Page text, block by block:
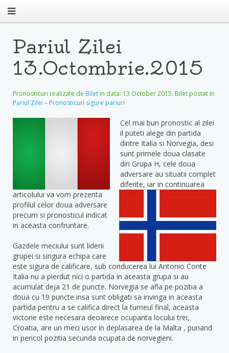
Pariul Zilei
13.Octombrie.2015
Pronosticuri realizate de Bilet in data: 13 October 2015. Bilet postat in
Pariul Zilei – Pronosticuri sigure pariuri
Cel mai bun pronostic al zilei
il puteti alege din partida
dintre Italia si Norvegia, desi
sunt primele doua clasate
din Grupa H, cele doua
adversare au situatii complet
diferite, iar in continuarea
articolului va vom prezenta
profilul celor doua adversare
precum si pronosticul indicat
in aceasta confruntare.
Gazdele meciului sunt liderii
grupei si singura echipa care
este sigura de calificare, sub conducerea lui Antonio Conte
Italia nu a pierdut nici o partida in aceasta grupa si au
acumulat deja 21 de puncte. Norvegia se afla pe pozitia a
doua cu 19 puncte insa sunt obligati sa invinga in aceasta
partida pentru a se califica direct la turneul final, aceasta
victorie este necesara deoarece ocupanta locului trei,
Croatia, are un meci usor in deplasarea de la Malta , punand
in pericol pozitia secunda ocupata de norvegieni.